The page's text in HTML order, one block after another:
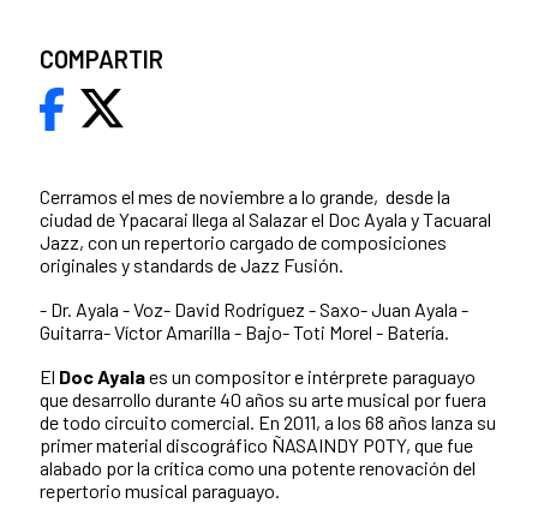
Cerramos el mes de noviembre a lo grande, desde la
ciudad de Ypacarai llega al Salazar el Doc Ayala y Tacuaral
Jazz, con un repertorio cargado de composiciones
originales y standards de Jazz Fusión.
- Dr. Ayala - Voz- David Rodriguez - Saxo- Juan Ayala -
Guitarra- Víctor Amarilla - Bajo- Toti Morel - Batería.
El Doc Ayalaes un compositor e intérprete paraguayo
que desarrollo durante 40 años su arte musical por fuera
de todo circuito comercial. En 2011, a los 68 años lanza su
primer material discográfico ÑASAINDY POTY, que fue
alabado por la crítica como una potente renovación del
repertorio musical paraguayo.
COMPARTIR